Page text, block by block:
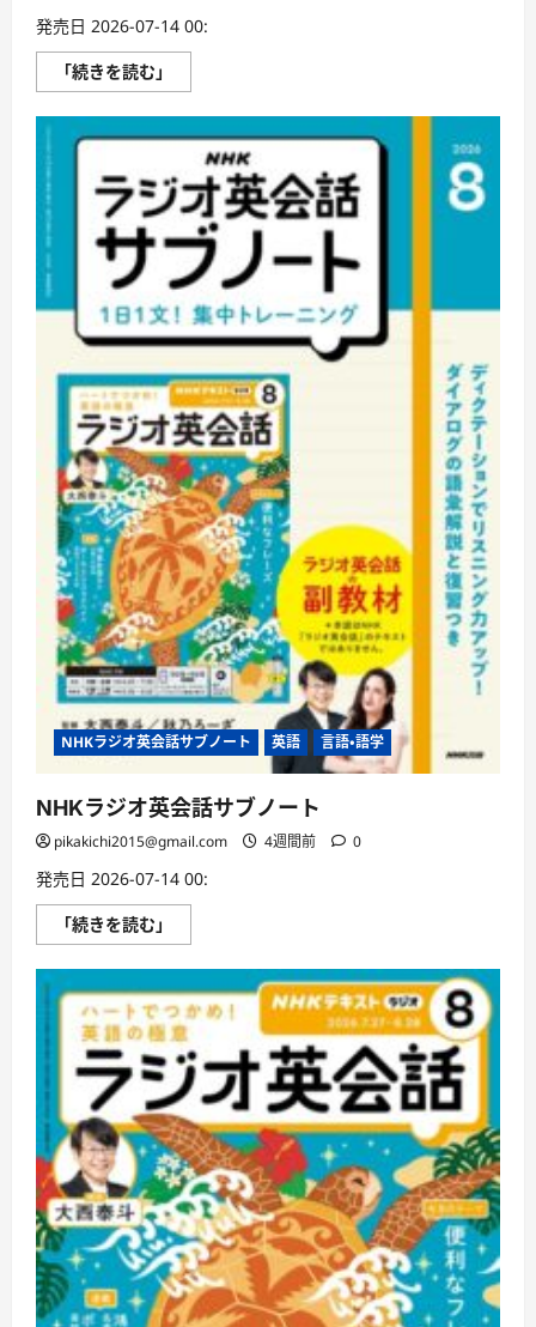
発売日 2026-07-14 00:
「続きを読む」
ラ
オ
ラ
オ
ビ
ジ
ネ
ス
英
語
に
つ
い
て
さ
ら
に
読
む
NHKラジオ英会話サブノート 英語 言語・語学
NHKラジオ英会話サブノート
pikakichi2015@gmail.com 4週間前 0
発売日 2026-07-14 00:
「続きを読む」
ラ
オ
英
会
話
サ
ブ
ノ
ー
ト
に
つ
い
て
さ
ら
に
読
む